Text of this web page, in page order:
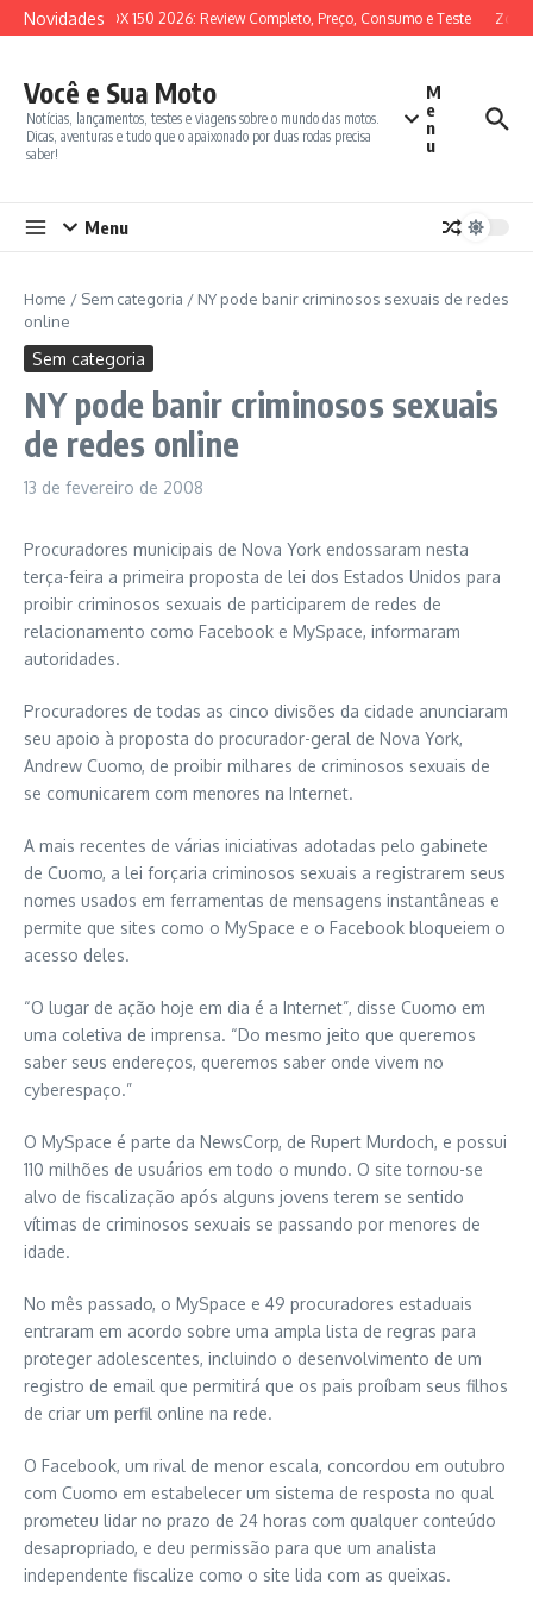
Ir para o conteúdo
NovidadesSYM ADX 150 2026: Review Completo, Preço, Consumo e Teste
Você e Sua Moto
Notícias, lançamentos, testes e viagens sobre o mundo das motos.
Dicas, aventuras e tudo que o apaixonado por duas rodas precisa
saber!
M
e
n
u
Menu
Home / Sem categoria / NY pode banir criminosos sexuais de redes
online
Sem categoria
NY pode banir criminosos sexuais
de redes online
13 de fevereiro de 2008
Procuradores municipais de Nova York endossaram nesta
terça-feira a primeira proposta de lei dos Estados Unidos para
proibir criminosos sexuais de participarem de redes de
relacionamento como Facebook e MySpace, informaram
autoridades.
Procuradores de todas as cinco divisões da cidade anunciaram
seu apoio à proposta do procurador-geral de Nova York,
Andrew Cuomo, de proibir milhares de criminosos sexuais de
se comunicarem com menores na Internet.
A mais recentes de várias iniciativas adotadas pelo gabinete
de Cuomo, a lei forçaria criminosos sexuais a registrarem seus
nomes usados em ferramentas de mensagens instantâneas e
permite que sites como o MySpace e o Facebook bloqueiem o
acesso deles.
“O lugar de ação hoje em dia é a Internet”, disse Cuomo em
uma coletiva de imprensa. “Do mesmo jeito que queremos
saber seus endereços, queremos saber onde vivem no
cyberespaço.”
O MySpace é parte da NewsCorp, de Rupert Murdoch, e possui
110 milhões de usuários em todo o mundo. O site tornou-se
alvo de fiscalização após alguns jovens terem se sentido
vítimas de criminosos sexuais se passando por menores de
idade.
No mês passado, o MySpace e 49 procuradores estaduais
entraram em acordo sobre uma ampla lista de regras para
proteger adolescentes, incluindo o desenvolvimento de um
registro de email que permitirá que os pais proíbam seus filhos
de criar um perfil online na rede.
O Facebook, um rival de menor escala, concordou em outubro
com Cuomo em estabelecer um sistema de resposta no qual
prometeu lidar no prazo de 24 horas com qualquer conteúdo
desapropriado, e deu permissão para que um analista
independente fiscalize como o site lida com as queixas.